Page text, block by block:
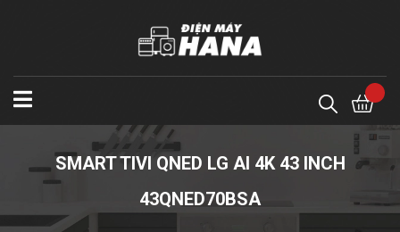
SMART TIVI QNED LG AI 4K 43 INCH
43QNED70BSA